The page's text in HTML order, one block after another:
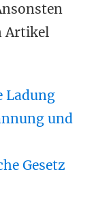
Artikel
Ladung
und
Gesetz